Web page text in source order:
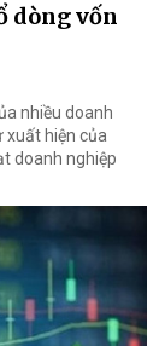
dòng vốn
nhiều doanh
xuất hiện của
doanh nghiệp